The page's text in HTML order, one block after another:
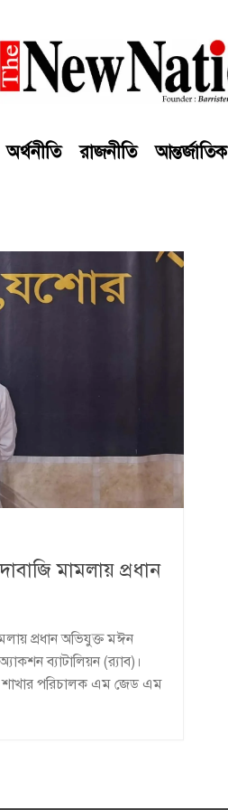
অর্থনীতি রাজনীতি আন্তর্জাতিক
মামলায় প্রধান
প্রধান অভিযুক্ত মঈন
ব্যাটালিয়ন (র‍্যাব)।
শাখার পরিচালক এম জেড এম